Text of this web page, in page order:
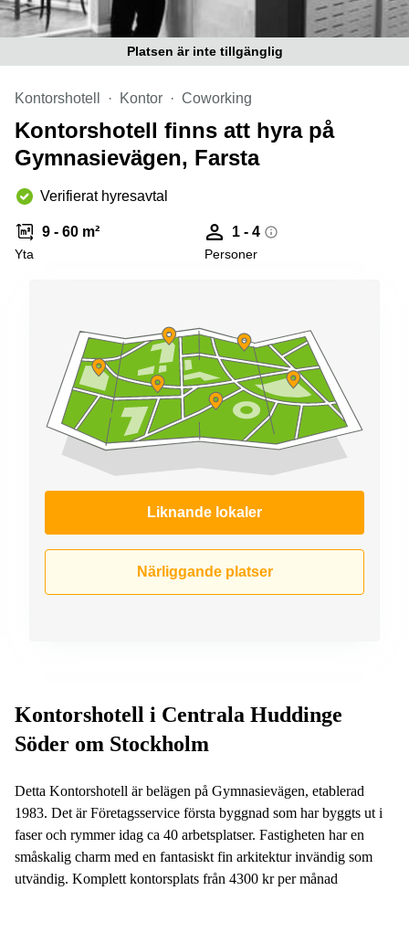
Platsen är inte tillgänglig
Kontorshotell Kontor Coworking
Kontorshotell finns att hyra på
Gymnasievägen, Farsta
Verifierat hyresavtal
9 - 60 m²
Yta
1 - 4
Personer
Liknande lokaler
Närliggande platser
Kontorshotell i Centrala Huddinge
Söder om Stockholm
Detta Kontorshotell är belägen på Gymnasievägen, etablerad
1983. Det är Företagsservice första byggnad som har byggts ut i
faser och rymmer idag ca 40 arbetsplatser. Fastigheten har en
småskalig charm med en fantasiskt fin arkitektur invändig som
utvändig. Komplett kontorsplats från 4300 kr per månad